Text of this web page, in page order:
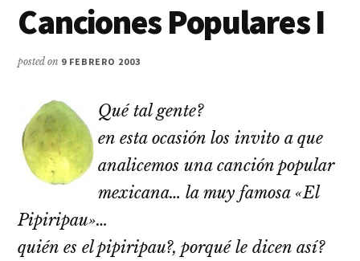
blogs
Canciones Populares I
posted on 9 FEBRERO 2003
Qué tal gente?
en esta ocasión los invito a que
analicemos una canción popular
mexicana… la muy famosa «El
Pipiripau»…
quién es el pipiripau?, porqué le dicen así­?